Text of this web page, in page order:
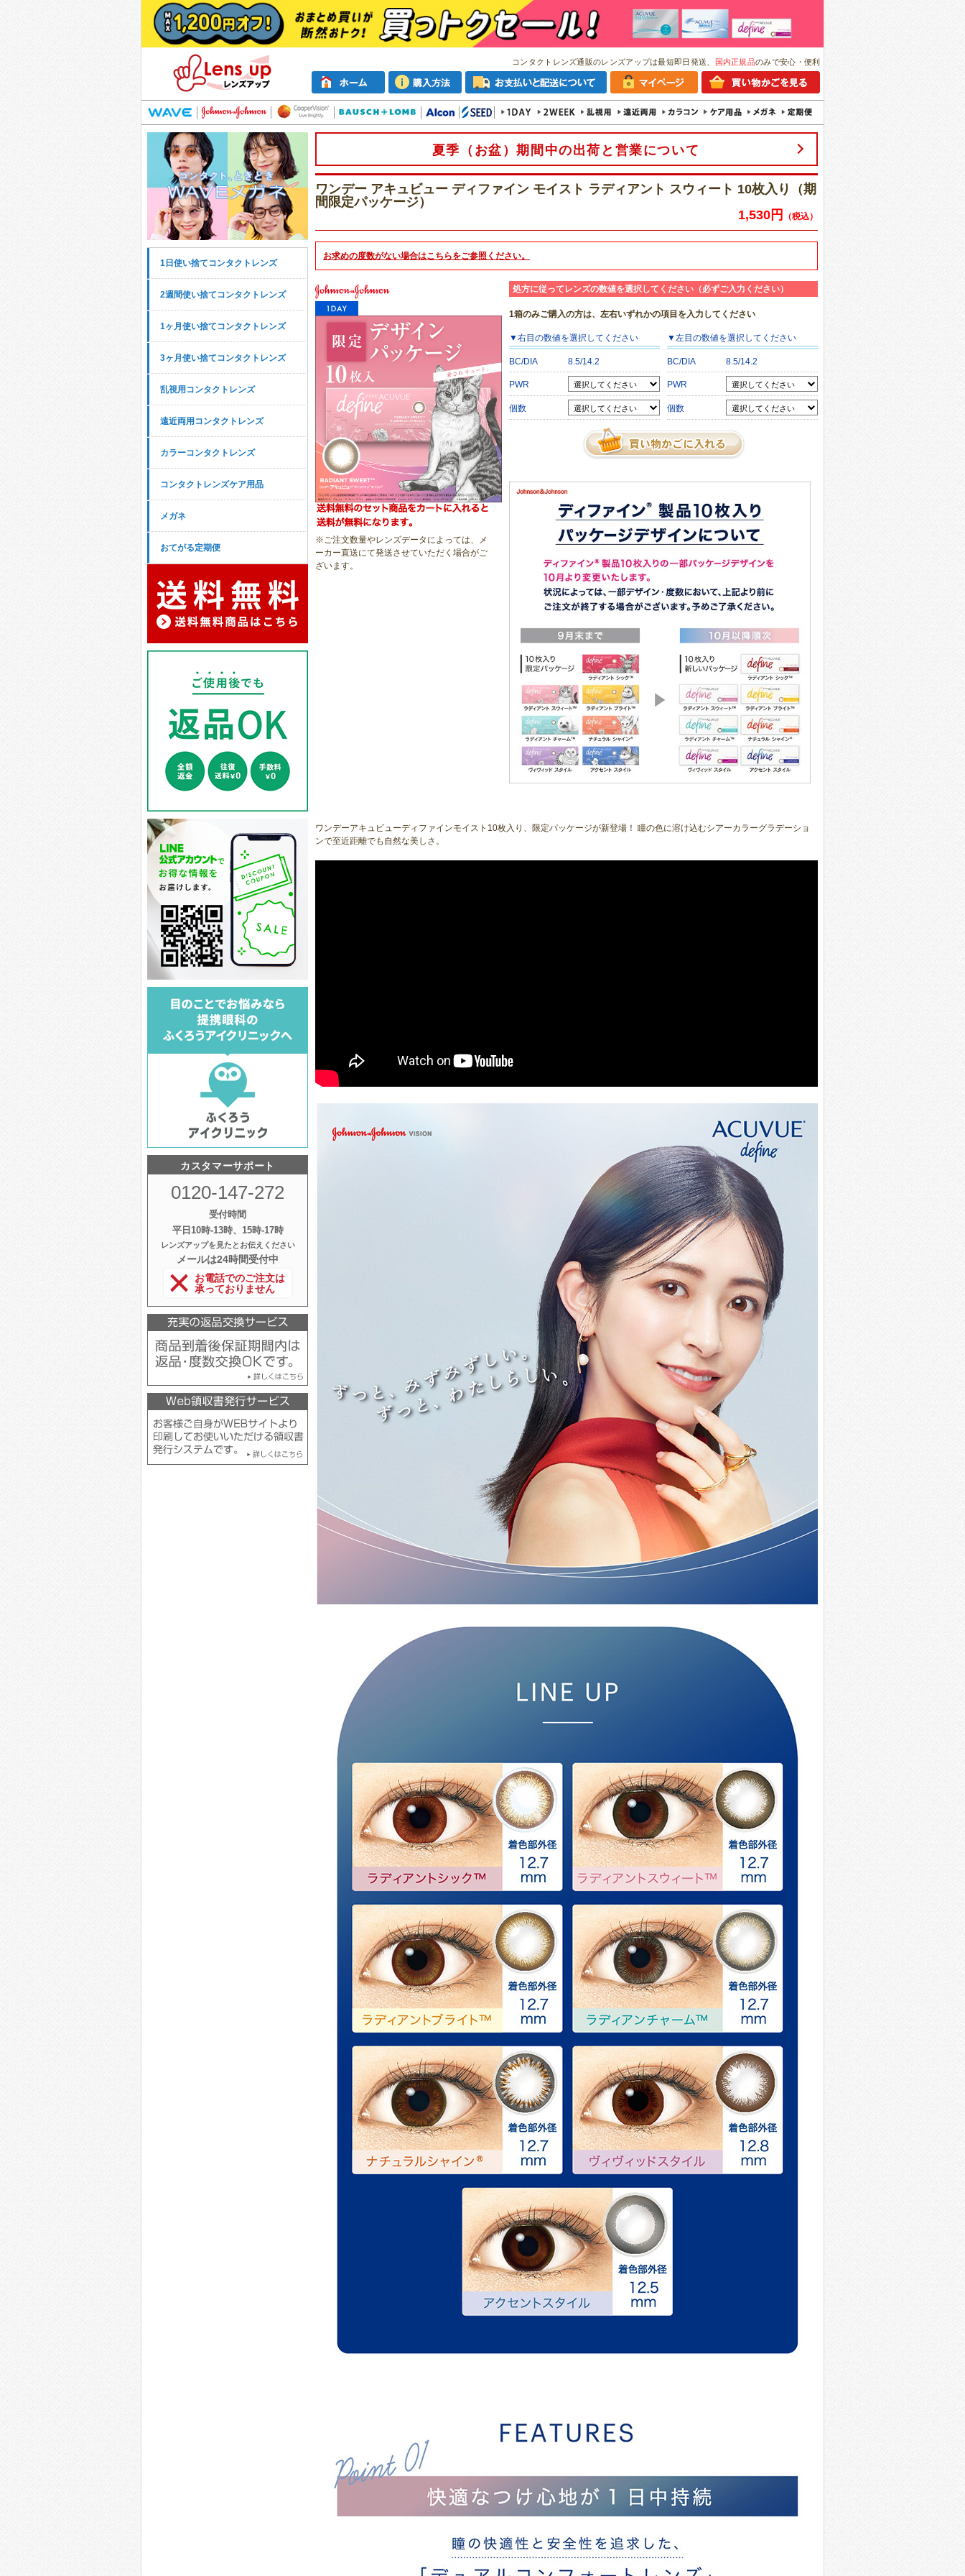
コンタクトレンズ通販のレンズアップは最短即日発送、 国内正規品のみで安心・便利
1日使い捨てコンタクトレンズ
2週間使い捨てコンタクトレンズ
1ヶ月使い捨てコンタクトレンズ
3ヶ月使い捨てコンタクトレンズ
乱視用コンタクトレンズ
遠近両用コンタクトレンズ
カラーコンタクトレンズ
コンタクトレンズケア用品
メガネ
おてがる定期便
カスタマーサポート
0120-147-272
受付時間
平日10時‐13時、15時‐17時
レンズアップを見たとお伝えください
メールは24時間受付中
お電話でのご注文は
承っておりません
夏季（お盆）期間中の出荷と営業について
ワンデー アキュビュー ディファイン モイスト ラディアント スウィート 10枚入り（期
間限定パッケージ）
1,530円
（税込）
お求めの度数がない場合はこちらをご参照ください。
※ご注文数量やレンズデータによっては、メ
ーカー直送にて発送させていただく場合がご
ざいます。
処方に従ってレンズの数値を選択してください（必ずご入力ください）
1箱のみご購入の方は、左右いずれかの項目を入力してください
▼右目の数値を選択してください
BC/DIA 8.5/14.2
PWR
個数
▼左目の数値を選択してください
BC/DIA 8.5/14.2
PWR
個数
ワンデーアキュビューディファインモイスト10枚入り、限定パッケージが新登場！ 瞳の色に溶け込むシアーカラーグラデーショ
ンで至近距離でも自然な美しさ。